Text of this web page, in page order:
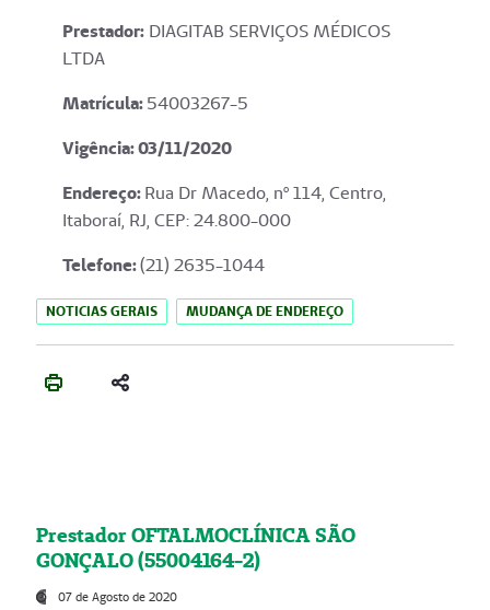
Prestador: DIAGITAB SERVIÇOS MÉDICOS
LTDA
Matrícula:54003267-5
Vigência: 03/11/2020
Endereço:Rua Dr Macedo, nº 114, Centro,
Itaboraí, RJ, CEP: 24.800-000
Telefone:(21) 2635-1044
NOTICIAS GERAIS MUDANÇA DE ENDEREÇO
Prestador OFTALMOCLÍNICA SÃO
GONÇALO (55004164-2)
07 de Agosto de 2020